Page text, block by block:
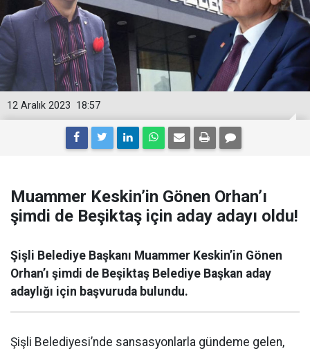
18:57
12 Aralık 2023
Muammer Keskin’in Gönen Orhan’ı
şimdi de Beşiktaş için aday adayı oldu!
Şişli Belediye Başkanı Muammer Keskin’in Gönen
Orhan’ı şimdi de Beşiktaş Belediye Başkan aday
adaylığı için başvuruda bulundu.
Şişli Belediyesi’nde sansasyonlarla gündeme gelen,